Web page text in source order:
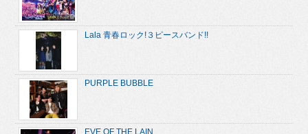
Lala 青春ロック!３ピースバンド!!
PURPLE BUBBLE
EVE OF THE LAIN